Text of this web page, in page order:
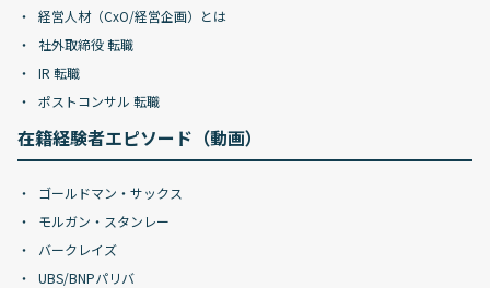
経営人材（CxO/経営企画）とは
社外取締役 転職
IR 転職
ポストコンサル 転職
在籍経験者エピソード（動画）
ゴールドマン・サックス
モルガン・スタンレー
バークレイズ
UBS/BNPパリバ